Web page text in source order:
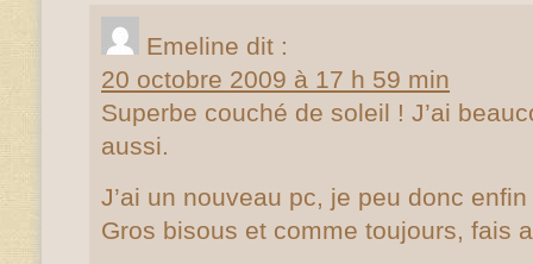
Emeline dit :
20 octobre 2009 à 17 h 59 min
Superbe couché de soleil ! J’ai
aussi.
J’ai un nouveau pc, je peu donc
Gros bisous et comme toujours, fais